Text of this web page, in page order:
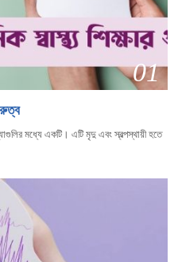
01
মধ্যে একটি। এটি মৃদু এবং স্বল্পস্থায়ী হতে